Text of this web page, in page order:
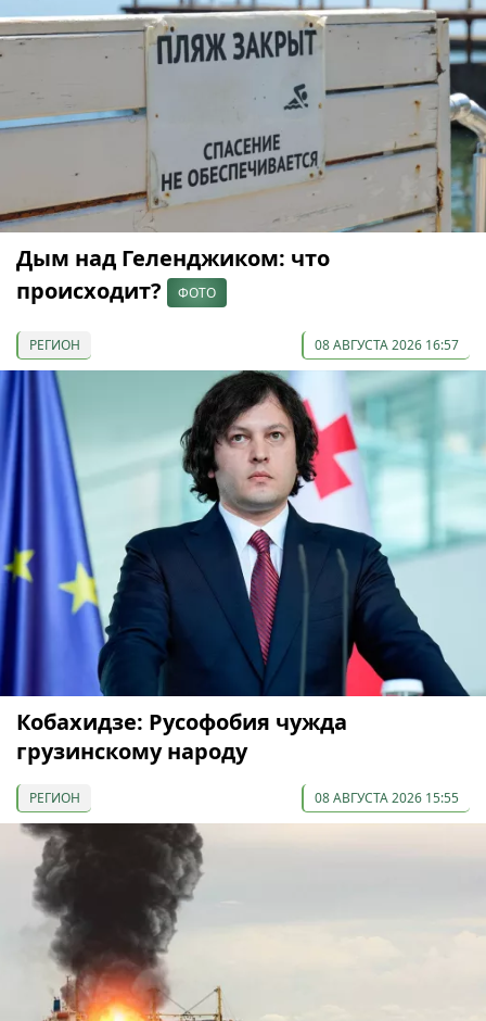
Дым над Геленджиком: что
происходит?
ФОТО
РЕГИОН 08 АВГУСТА 2026 16:57
Кобахидзе: Русофобия чужда
грузинскому народу
РЕГИОН 08 АВГУСТА 2026 15:55